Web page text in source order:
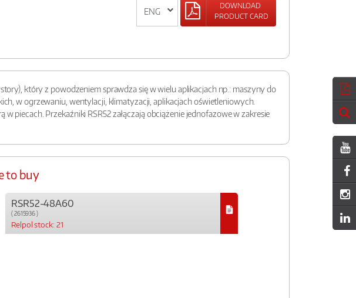
DOWNLOAD
PRODUCT CARD
który z powodzeniem sprawdza się w wielu aplikacjach np.: maszyny do
w ogrzewaniu, wentylacji, klimatyzacji, aplikacjach oświetleniowych.
piecach. Przekaźniki RSR52 załączają obciążenie jednofazowe w zakresie
to buy
RSR52-48A60
( 2615936 )
Relpol stock: 21